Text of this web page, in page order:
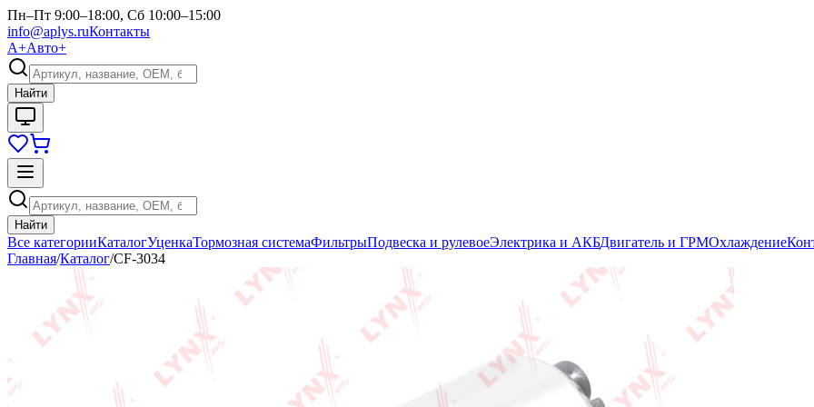
Пн–Пт 9:00–18:00, Сб 10:00–15:00
info@aplys.ruКонтакты
А+Авто+
Найти
Найти
Все категорииКаталогУценкаТормозная системаФильтрыПодвеска и рулевоеЭлектрика и АКБДвигатель и ГРМОхлаждение
Главная/Каталог/CF-3034